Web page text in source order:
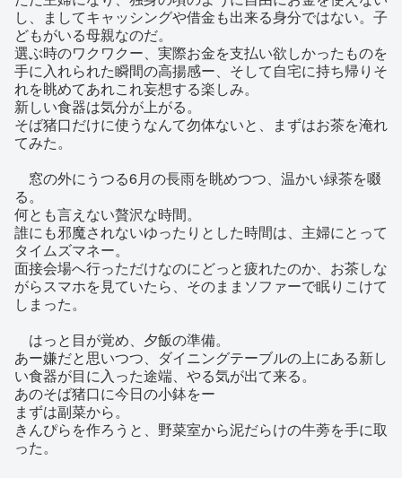
し、ましてキャッシングや借金も出来る身分ではない。子
どもがいる母親なのだ。
選ぶ時のワクワクー、実際お金を支払い欲しかったものを
手に入れられた瞬間の高揚感ー、そして自宅に持ち帰りそ
れを眺めてあれこれ妄想する楽しみ。
新しい食器は気分が上がる。
そば猪口だけに使うなんて勿体ないと、まずはお茶を淹れ
てみた。
窓の外にうつる6月の長雨を眺めつつ、温かい緑茶を啜
る。
何とも言えない贅沢な時間。
誰にも邪魔されないゆったりとした時間は、主婦にとって
タイムズマネー。
面接会場へ行っただけなのにどっと疲れたのか、お茶しな
がらスマホを見ていたら、そのままソファーで眠りこけて
しまった。
はっと目が覚め、夕飯の準備。
あー嫌だと思いつつ、ダイニングテーブルの上にある新し
い食器が目に入った途端、やる気が出て来る。
あのそば猪口に今日の小鉢をー
まずは副菜から。
きんぴらを作ろうと、野菜室から泥だらけの牛蒡を手に取
った。